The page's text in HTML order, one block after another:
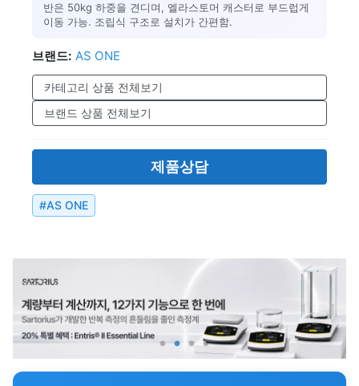
반은 50kg 하중을 견디며, 엘라스토머 캐스터로 부드럽게
이동 가능. 조립식 구조로 설치가 간편함.
브랜드: AS ONE
카테고리 상품 전체보기
브랜드 상품 전체보기
제품상담
#AS ONE